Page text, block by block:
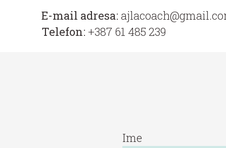
E-mail adresa:
Telefon: +387 61 485 239
Ime